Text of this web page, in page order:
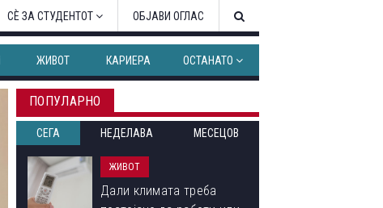
СЀ ЗА СТУДЕНТОТ ОБЈАВИ ОГЛАС
ЖИВОТ КАРИЕРА ОСТАНАТО
ПОПУЛАРНО
СЕГА НЕДЕЛАВА МЕСЕЦОВ
ЖИВОТ
Дали климата треба